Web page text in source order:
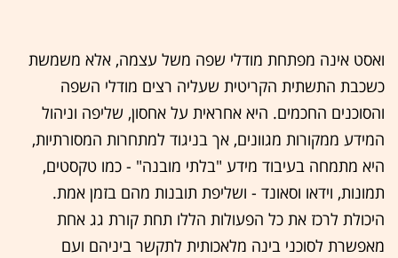
ואסט אינה מפתחת מודלי שפה משל עצמה, אלא משמשת
כשכבת התשתית הקריטית שעליה רצים מודלי השפה
והסוכנים החכמים. היא אחראית על אחסון, שליפה וניהול
המידע ממקורות מגוונים, אך בניגוד למתחרות המסורתיות,
היא מתמחה בעיבוד מידע "בלתי מובנה" - כמו טקסטים,
תמונות, וידאו וסאונד - ושליפת תובנות מהם בזמן אמת.
היכולת לרכז את כל הפעולות הללו תחת קורת גג אחת
מאפשרת לסוכני בינה מלאכותית לתקשר ביניהם ועם